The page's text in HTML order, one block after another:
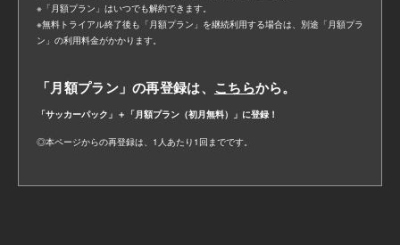
※「月額プラン」はいつでも解約できます。
※無料トライアル終了後も「月額プラン」を継続利用する場合は、別途「月額プラ
ン」の利用料金がかかります。
「月額プラン」の再登録は、 こちらから。
「サッカーパック」＋「月額プラン（初月無料）」に登録！
◎本ページからの再登録は、1人あたり1回までです。